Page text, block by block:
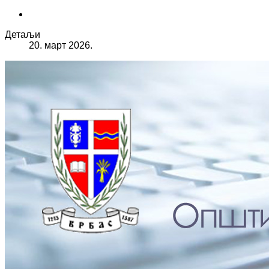
Детаљи
20. март 2026.